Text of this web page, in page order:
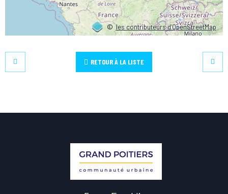
©les contributeurs d’OpenStreetMap
RETOUR À LA LISTE